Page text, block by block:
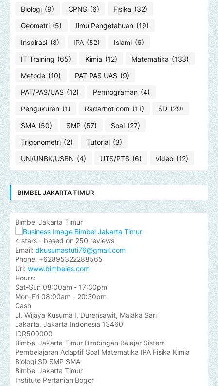
Biologi (9) CPNS (6) Fisika (32)
Geometri (5) Ilmu Pengetahuan (19)
Inspirasi (8) IPA (52) Islami (6)
IT Training (65) Kimia (12) Matematika (133)
Metode (10) PAT PAS UAS (9)
PAT/PAS/UAS (12) Pemrograman (4)
Pengukuran (1) Radarhot com (11) SD (29)
SMA (50) SMP (57) Soal (27)
Trigonometri (2) Tutorial (3)
UN/UNBK/USBN (4) UTS/PTS (6) video (12)
BIMBEL JAKARTA TIMUR
Bimbel Jakarta Timur
4 stars - based on 250 reviews
Email: dkusumastuti76@gmail.com
Phone: +62895322288565
Url: www.bimbeles.com
Hours:
Sat-Sun 08:00am - 17:30pm
Mon-Fri 08:00am - 20:30pm
Cash
Jl. Wijaya Kusuma I, Durensawit, Malaka Sari
Jakarta, Jakarta Indonesia 13460
IDR500000
Bimbel Jakarta Timur Bimbingan Belajar Sistem
Pembelajaran Adaptif Soal Matematika IPA Fisika Kimia
Biologi SD SMP SMA
Bimbel Jakarta Timur
Institute Pertanian Bogor